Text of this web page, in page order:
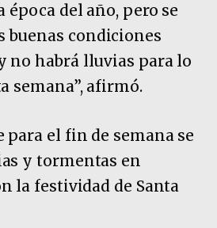
época del año, pero se
buenas condiciones
no habrá lluvias para lo
semana”, afirmó.
para el fin de semana se
y tormentas en
la festividad de Santa